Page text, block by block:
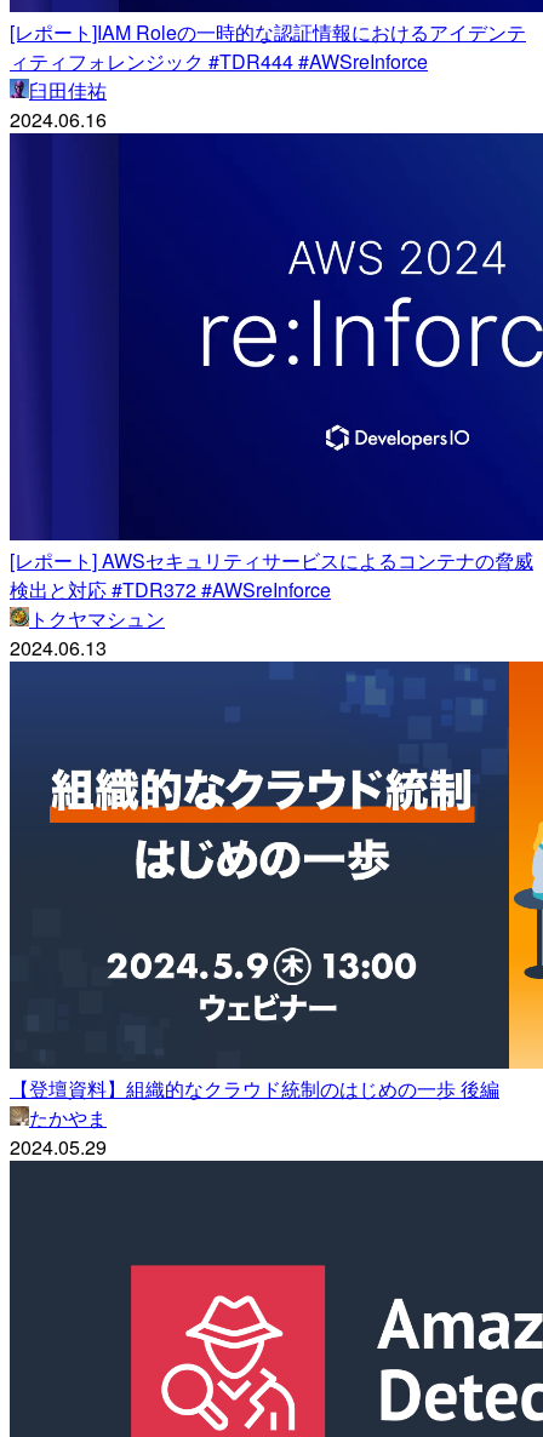
[レポート]IAM Roleの一時的な認証情報におけるアイデンテ
ィティフォレンジック #TDR444 #AWSreInforce
臼田佳祐
2024.06.16
[レポート] AWSセキュリティサービスによるコンテナの脅威
検出と対応 #TDR372 #AWSreInforce
トクヤマシュン
2024.06.13
【登壇資料】組織的なクラウド統制のはじめの一歩 後編
たかやま
2024.05.29